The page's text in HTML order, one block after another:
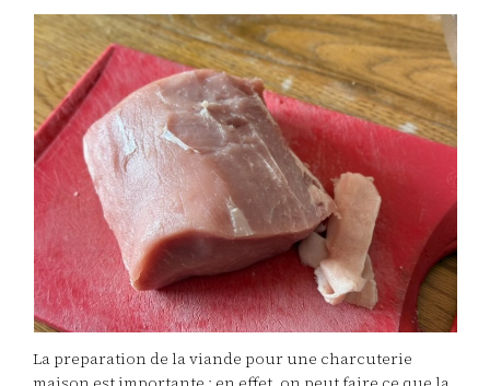
La preparation de la viande pour une charcuterie